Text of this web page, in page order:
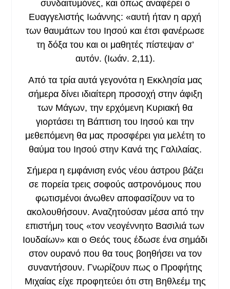
συνδαιτυμόνες, και όπως αναφέρει ο
Ευαγγελιστής Ιωάννης: «αυτή ήταν η αρχή
των θαυμάτων του Ιησού και έτσι φανέρωσε
τη δόξα του και οι μαθητές πίστεψαν σ’
αυτόν. (Ιωάν. 2,11).
Από τα τρία αυτά γεγονότα η Εκκλησία μας
σήμερα δίνει ιδιαίτερη προσοχή στην άφιξη
των Μάγων, την ερχόμενη Κυριακή θα
γιορτάσει τη Βάπτιση του Ιησού και την
μεθεπόμενη θα μας προσφέρει για μελέτη το
θαύμα του Ιησού στην Κανά της Γαλιλαίας.
Σήμερα η εμφάνιση ενός νέου άστρου βάζει
σε πορεία τρεις σοφούς αστρονόμους που
φωτισμένοι άνωθεν αποφασίζουν να το
ακολουθήσουν. Αναζητούσαν μέσα από την
επιστήμη τους «τον νεογέννητο Βασιλιά των
Ιουδαίων» και ο Θεός τους έδωσε ένα σημάδι
στον ουρανό που θα τους βοηθήσει να τον
συναντήσουν. Γνωρίζουν πως ο Προφήτης
Μιχαίας είχε προφητεύει ότι στη Βηθλεέμ της